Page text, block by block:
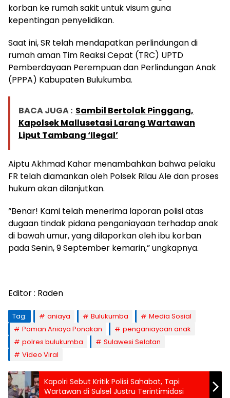
korban ke rumah sakit untuk visum guna
kepentingan penyelidikan.
Saat ini, SR telah mendapatkan perlindungan di
rumah aman Tim Reaksi Cepat (TRC) UPTD
Pemberdayaan Perempuan dan Perlindungan Anak
(PPPA) Kabupaten Bulukumba.
BACA JUGA : Sambil Bertolak Pinggang,
Kapolsek Mallusetasi Larang Wartawan
Liput Tambang ‘Ilegal’
Aiptu Akhmad Kahar menambahkan bahwa pelaku
FR telah diamankan oleh Polsek Rilau Ale dan proses
hukum akan dilanjutkan.
“Benar! Kami telah menerima laporan polisi atas
dugaan tindak pidana penganiayaan terhadap anak
di bawah umur, yang dilaporkan oleh ibu korban
pada Senin, 9 September kemarin,” ungkapnya.
Editor : Raden
Tag: aniaya Bulukumba
Media Sosial
Paman Aniaya Ponakan
penganiayaan anak
polres bulukumba
Sulawesi Selatan
Video Viral
Kapolri Sebut Kritik Polisi Sahabat, Tapi
Wartawan di Sulsel Justru Terintimidasi